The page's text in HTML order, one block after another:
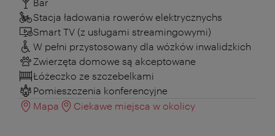
Stacja ładowania rowerów elektrycznychs
Smart TV (z usługami streamingowymi)
W pełni przystosowany dla wózków inwalidzkich
Zwierzęta domowe są akceptowane
Łóżeczko ze szczebelkami
Pomieszczenia konferencyjne
Mapa
Ciekawe miejsca w okolicy